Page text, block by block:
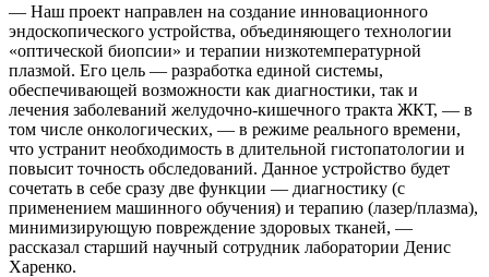
— Наш проект направлен на создание инновационного
эндоскопического устройства, объединяющего технологии
«оптической биопсии» и терапии низкотемпературной
плазмой. Его цель — разработка единой системы,
обеспечивающей возможности как диагностики, так и
лечения заболеваний желудочно-кишечного тракта ЖКТ, — в
том числе онкологических, — в режиме реального времени,
что устранит необходимость в длительной гистопатологии и
повысит точность обследований. Данное устройство будет
сочетать в себе сразу две функции — диагностику (с
применением машинного обучения) и терапию (лазер/плазма),
минимизирующую повреждение здоровых тканей, —
рассказал старший научный сотрудник лаборатории Денис
Харенко.